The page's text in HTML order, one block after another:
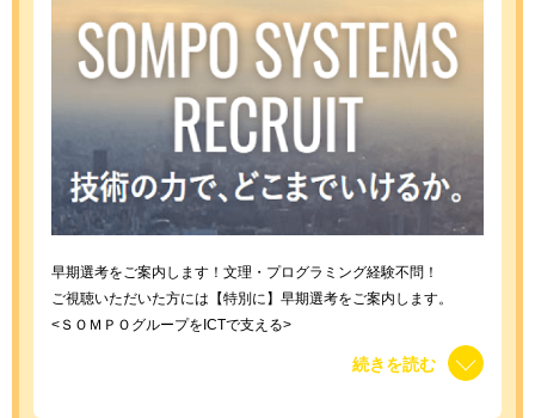
早期選考をご案内します！文理・プログラミング経験不問！
ご視聴いただいた方には【特別に】早期選考をご案内します。
<ＳＯＭＰＯグループをICTで支える>
損害保険ジャパンを始めとするＳＯＭＰＯホールディングスのシス
テム開発会社としてICT・デジタル技術を基軸にお客さまおよびグ
続きを読む